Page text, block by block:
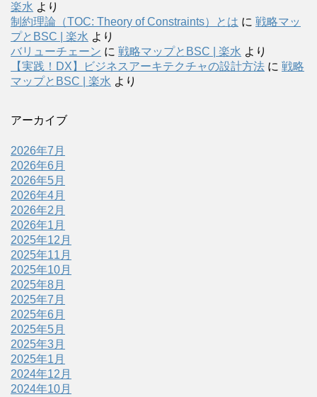
楽水 より
制約理論（TOC: Theory of Constraints）とは に 戦略マッ
プとBSC | 楽水 より
バリューチェーン に 戦略マップとBSC | 楽水 より
【実践！DX】ビジネスアーキテクチャの設計方法 に 戦略
マップとBSC | 楽水 より
アーカイブ
2026年7月
2026年6月
2026年5月
2026年4月
2026年2月
2026年1月
2025年12月
2025年11月
2025年10月
2025年8月
2025年7月
2025年6月
2025年5月
2025年3月
2025年1月
2024年12月
2024年10月